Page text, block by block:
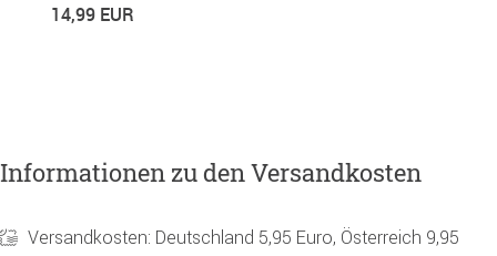
14,99 EUR
Informationen zu den Versandkosten
Versandkosten: Deutschland 5,95 Euro, Österreich 9,95